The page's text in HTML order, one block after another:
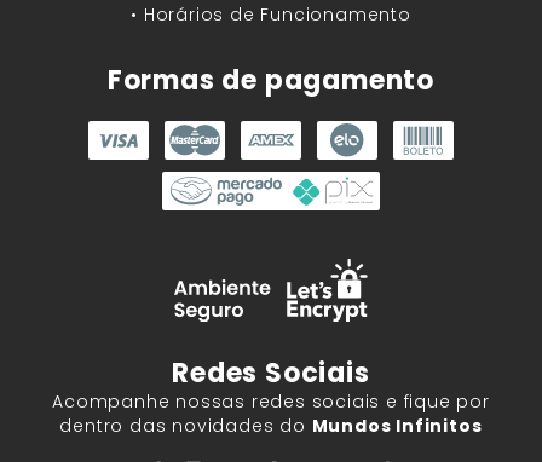
• Horários de Funcionamento
Formas de pagamento
Redes Sociais
Acompanhe nossas redes sociais e fique por
dentro das novidades do Mundos Infinitos